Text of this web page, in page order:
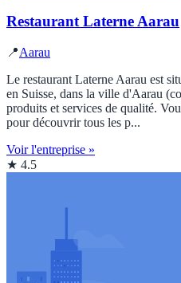
Restaurant Laterne Aarau
📍Aarau
Le restaurant Laterne Aarau est
en Suisse, dans la ville d'Aarau
produits et services de qualité.
pour découvrir tous les p...
Voir l'entreprise »
★ 4.5